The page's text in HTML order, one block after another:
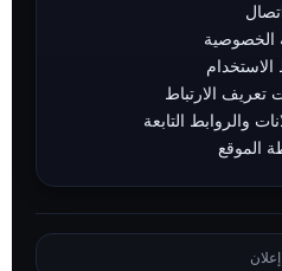
الخصوصية
تعريف الارتباط
والروابط التابعة
الموقع
إعلان